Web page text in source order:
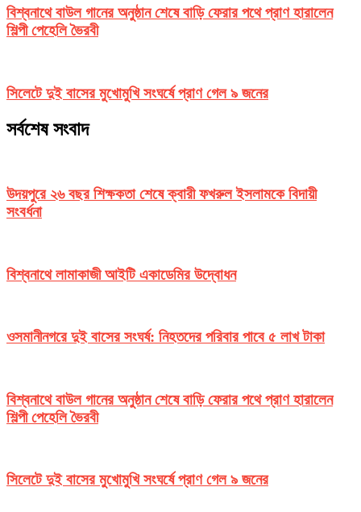
বিশ্বনাথে বাউল গানের অনুষ্ঠান শেষে বাড়ি ফেরার পথে প্রাণ হারালেন
শিল্পী পেহেলি ভৈরবী
সিলেটে দুই বাসের মুখোমুখি সংঘর্ষে প্রাণ গেল ৯ জনের
সর্বশেষ সংবাদ
উদয়পুরে ২৬ বছর শিক্ষকতা শেষে ক্বারী ফখরুল ইসলামকে বিদায়ী
সংবর্ধনা
বিশ্বনাথে লামাকাজী আইটি একাডেমির উদ্বোধন
ওসমানীনগরে দুই বাসের সংঘর্ষ: নিহতদের পরিবার পাবে ৫ লাখ টাকা
বিশ্বনাথে বাউল গানের অনুষ্ঠান শেষে বাড়ি ফেরার পথে প্রাণ হারালেন
শিল্পী পেহেলি ভৈরবী
সিলেটে দুই বাসের মুখোমুখি সংঘর্ষে প্রাণ গেল ৯ জনের